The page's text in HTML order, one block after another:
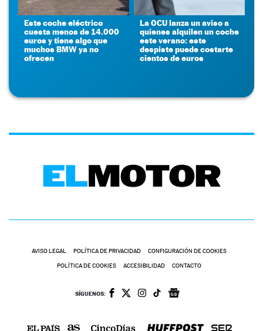
Este coche eléctrico
cuesta menos de 14.000
euros y tiene algo que
muchos BMW ya no
ofrecen
La OCU lanza un aviso a
quienes alquilen un coche
este verano: este
despiste puede costarte
cientos de euros
AVISO LEGAL POLÍTICA DE PRIVACIDAD CONFIGURACIÓN DE COOKIES
POLÍTICA DE COOKIES ACCESIBILIDAD CONTACTO
SÍGUENOS: